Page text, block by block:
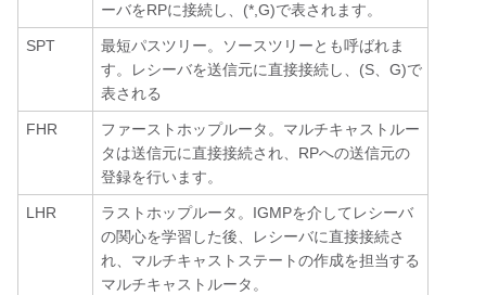
ーバをRPに接続し、(*,G)で表されます。
SPT
最短パスツリー。ソースツリーとも呼ばれま
す。レシーバを送信元に直接接続し、(S、G)で
表される
FHR
ファーストホップルータ。マルチキャストルー
タは送信元に直接接続され、RPへの送信元の
登録を行います。
LHR
ラストホップルータ。IGMPを介してレシーバ
の関心を学習した後、レシーバに直接接続さ
れ、マルチキャストステートの作成を担当する
マルチキャストルータ。